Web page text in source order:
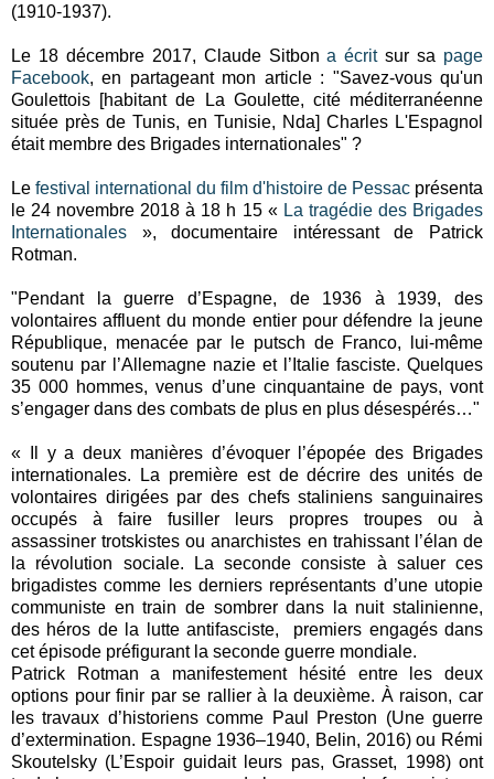
(1910-1937).
Le 18 décembre 2017, Claude Sitbona écritsur sa page
Facebook, en partageant mon article : "Savez-vous qu'un
Goulettois [habitant de La Goulette, cité méditerranéenne
située près de Tunis, en Tunisie, Nda] Charles L'Espagnol
était membre des Brigades internationales" ?
Le festival international du film d'histoire de Pessac présenta
le 24 novembre 2018 à 18 h 15 « La tragédie des Brigades
Internationales », documentaire intéressant de Patrick
Rotman.
"Pendant la guerre d’Espagne, de 1936 à 1939, des
volontaires affluent du monde entier pour défendre la jeune
République, menacée par le putsch de Franco, lui-même
soutenu par l’Allemagne nazie et l’Italie fasciste. Quelques
35 000 hommes, venus d’une cinquantaine de pays, vont
s’engager dans des combats de plus en plus désespérés…"
« Il y a deux manières d’évoquer l’épopée des Brigades
internationales. La première est de décrire des unités de
volontaires dirigées par des chefs staliniens sanguinaires
occupés à faire fusiller leurs propres troupes ou à
assassiner trotskistes ou anarchistes en trahissant l’élan de
la révolution sociale. La seconde consiste à saluer ces
brigadistes comme les derniers représentants d’une utopie
communiste en train de sombrer dans la nuit stalinienne,
des héros de la lutte antifasciste, premiers engagés dans
cet épisode préfigurant la seconde guerre mondiale.
Patrick Rotman a manifestement hésité entre les deux
options pour finir par se rallier à la deuxième. À raison, car
les travaux d’historiens comme Paul Preston (Une guerre
d’extermination. Espagne 1936–1940, Belin, 2016) ou Rémi
Skoutelsky (L’Espoir guidait leurs pas, Grasset, 1998) ont